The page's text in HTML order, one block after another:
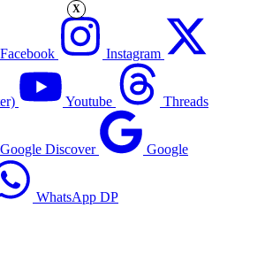
Facebook Instagram
Youtube Threads
Google Discover Google
WhatsApp DP
X